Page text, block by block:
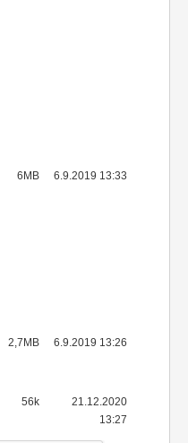
6MB 6.9.2019 13:33
2,7MB 6.9.2019 13:26
56k
21.12.2020
13:27